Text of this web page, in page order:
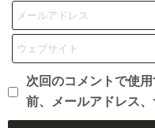
次回のコメントで使
前、メールアドレス、